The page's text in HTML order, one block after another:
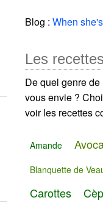
Blog :When
Les
De quel genre
vous envie ?
voir les recettes
Amande
Blanquette de
Carottes